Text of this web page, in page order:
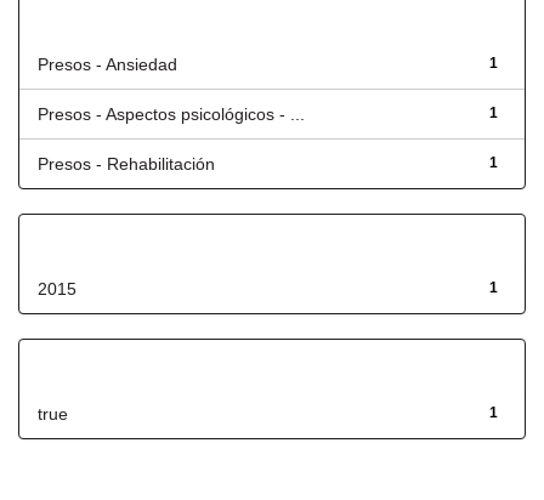
1
Presos - Ansiedad
1
Presos - Aspectos psicológicos - ...
1
Presos - Rehabilitación
1
2015
1
true